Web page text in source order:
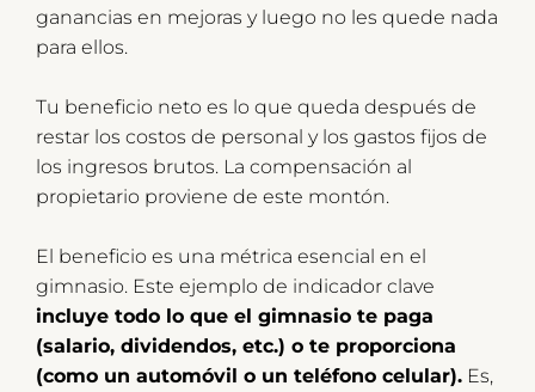
ganancias en mejoras y luego no les quede nada
para ellos.
Tu beneficio neto es lo que queda después de
restar los costos de personal y los gastos fijos de
los ingresos brutos. La compensación al
propietario proviene de este montón.
El beneficio es una métrica esencial en el
gimnasio. Este ejemplo de indicador clave
incluye todo lo que el gimnasio te paga
(salario, dividendos, etc.) o te proporciona
(como un automóvil o un teléfono celular). Es,